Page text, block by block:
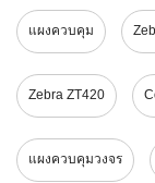
แผงควบคุม
Zebra ZT420
แผงควบคุมวงจร